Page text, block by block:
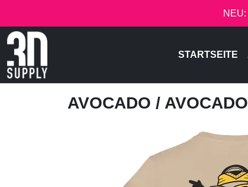
STARTSEITE
AVOCADO /